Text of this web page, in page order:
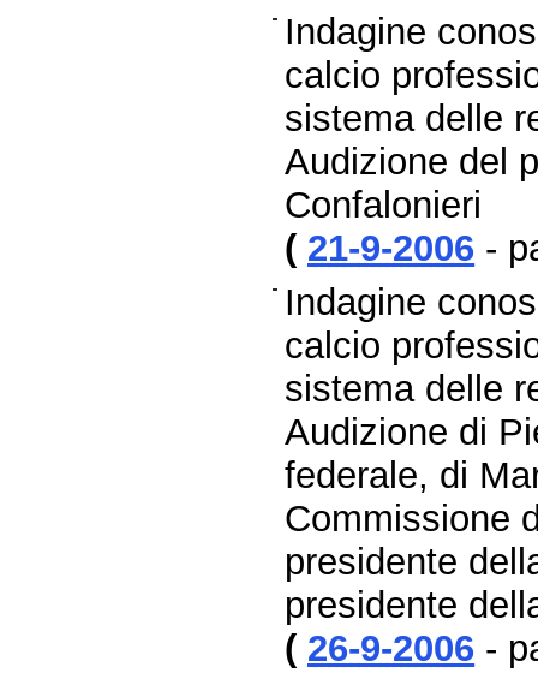
Indagine
calcio
sistema delle
Audizione del
Confalonieri
( 21-9-2006 -
Indagine
calcio
sistema delle
Audizione di
federale, di
Commissione
presidente
presidente
( 26-9-2006 -